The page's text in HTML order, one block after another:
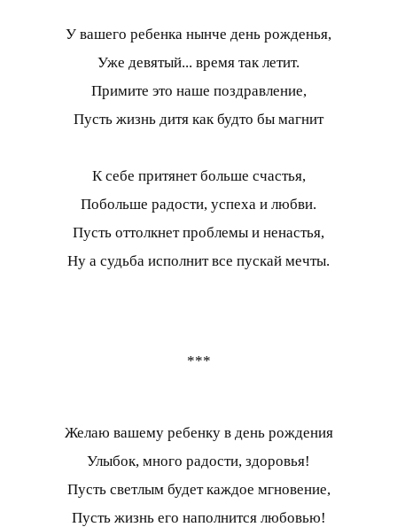
У вашего ребенка нынче день рожденья,
Уже девятый... время так летит.
Примите это наше поздравление,
Пусть жизнь дитя как будто бы магнит
К себе притянет больше счастья,
Побольше радости, успеха и любви.
Пусть оттолкнет проблемы и ненастья,
Ну а судьба исполнит все пускай мечты.
***
Желаю вашему ребенку в день рождения
Улыбок, много радости, здоровья!
Пусть светлым будет каждое мгновение,
Пусть жизнь его наполнится любовью!